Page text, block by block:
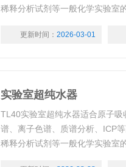
稀释分析试剂等一般化学实验室
更新时间： 2026-03-01
实验室超纯水器
TL40实验室超纯水器适合原子
谱、离子色谱、质谱分析、ICP
稀释分析试剂等一般化学实验室